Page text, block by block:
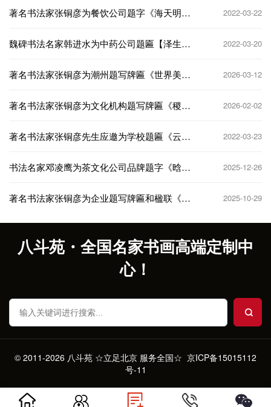
著名书法家张铜彦为餐饮公司题字《海天明月
2022-03-22
魏碑书法名家韩进水为中药公司题匾【泽生
2022-03-20
著名书法家张铜彦为潮州题写牌匾《世界美食
2026-03-12
著名书法家张铜彦为文化机构题写牌匾《稷康
2026-02-02
著名书法家张铜彦先生应邀为学校题匾《云和
2022-03-23
书法名家邓凌鹰为茶文化公司品牌题字《晗金
2025-12-26
著名书法家张铜彦为企业题写牌匾和楹联《同
2025-10-29
八斗苑・全国名家书画高端定制中
心！
© 2011-2026 八斗苑 ☆立足北京 服务全国☆ 京ICP备15015112
号-11